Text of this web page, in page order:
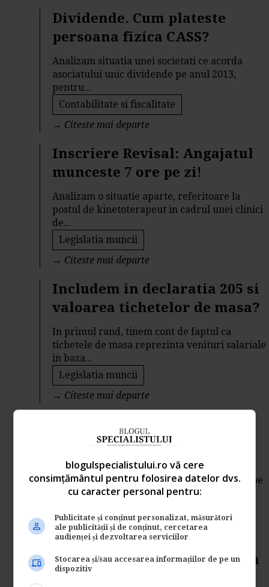
Dividende. Cum plateste
persoana fizica CASS?
Analizam situatia unei societati ce acorda
asociatului unic dividende pe anul 2013,
pentru...
Contabilitate si fiscalitate
→ Citeste mai departe
Inscriere Revisal: Angajatul
munceste 7 ore pe zi!
Analizam o situatie aparte, referitoare la
postul de kinetoterapeut in cadrul unei clinici
de...
Legislatia muncii
→ Citeste mai departe
Includem in declaratia 205 si
valoarea tichetelor de masa?
In primul rand, tinem cont de faptul ca
tichetele de masa reprezinta venituri salariale
in baza...
Legislatia muncii
→ Citeste mai departe
obtinute din dobanzi
Analizam situatia unei persoane ce obtine
venituri din dobanzi in valoare de 50 de lei pe
luna....
→Citeste mai departe
Proiectul privind plafonarea
platilor in numerar si a
blogulspecialistului.ro vă cere
consimțământul pentru folosirea datelor dvs.
cu caracter personal pentru:
Publicitate și conținut personalizat, măsurători
ale publicității și de conținut, cercetarea
audienței și dezvoltarea serviciilor
Stocarea și/sau accesarea informațiilor de pe un
dispozitiv